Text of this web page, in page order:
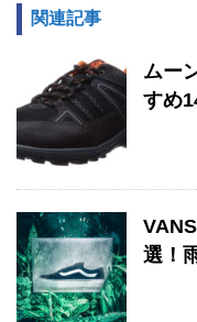
関連記事
ムー
すめ
選！